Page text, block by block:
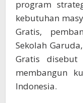
program
kebutuhan
Gratis,
Sekolah
Gratis
membangun
Indonesia.